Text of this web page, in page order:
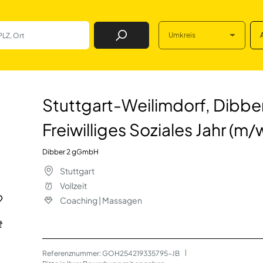
Job Finden Umkreis
Dibber-
Stuttgart-Weilimdorf,
Freiwilliges Soziales Jahr
Dibber 2 gGmbH
Stuttgart
Vollzeit
Coaching | Massagen
Referenznummer: GOH254219335795-JB